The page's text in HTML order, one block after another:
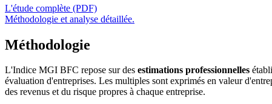
L'étude complète (PDF)
Méthodologie et analyse détaillée.
Méthodologie
L'Indice MGI BFC repose sur des estimations professionnelles
évaluation d'entreprises. Les multiples sont exprimés en valeur
des revenus et du risque propres à chaque entreprise.